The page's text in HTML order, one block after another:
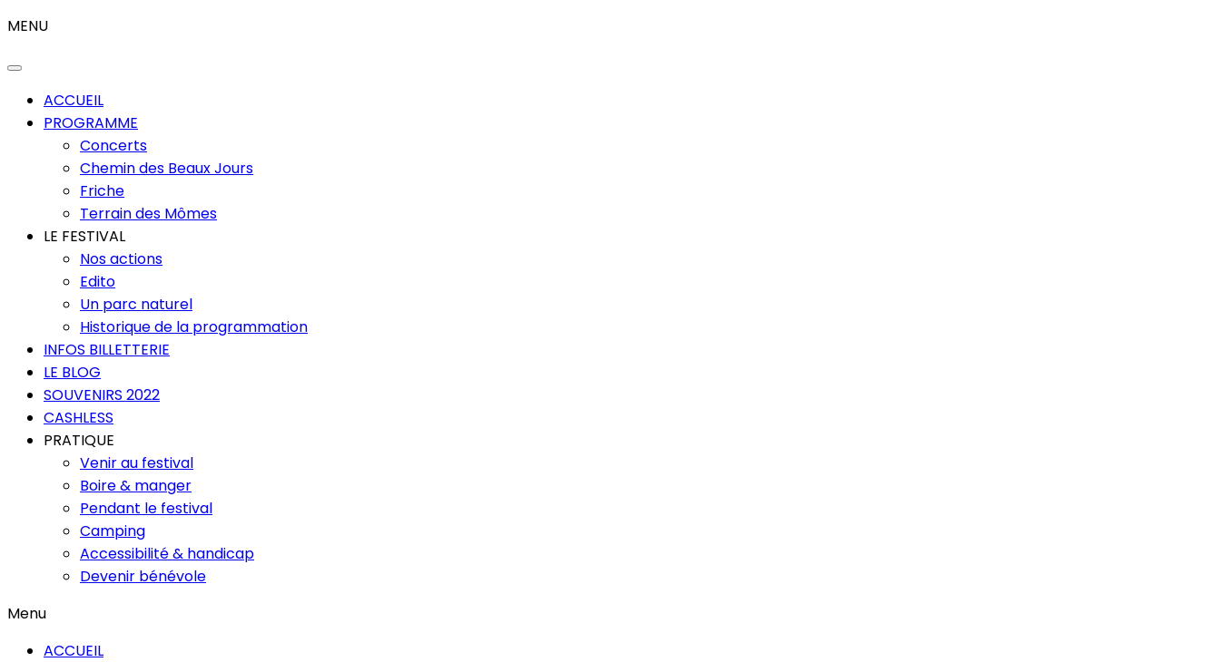
MENU
ACCUEIL
PROGRAMME
Concerts
Chemin des Beaux Jours
Friche
Terrain des Mômes
LE FESTIVAL
Nos actions
Edito
Un parc naturel
Historique de la programmation
INFOS BILLETTERIE
LE BLOG
SOUVENIRS 2022
CASHLESS
PRATIQUE
Venir au festival
Boire & manger
Pendant le festival
Camping
Accessibilité & handicap
Devenir bénévole
Menu
ACCUEIL